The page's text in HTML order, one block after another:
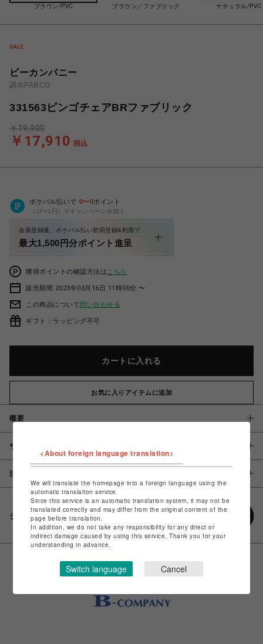
ブラウン/PVC ブラウン／ファブリック ナチュラル/PVC
ビーカンパニー
調布PARCO
331563ピンゴチェアBRファブリック
￥17,910 税込
￥19,900
ポケパル払いで 0〜0ポイント
（1P=1円）※キャンペーン分除く
会員登録後、ポケパル払い初回登録&利用で
最大1,500円分ポイント進呈
獲得ポイントの確認方法は こちら
販売期間 2023年03月16日 11時00分 〜
この商品について問い合わせる
ギフト：ラッピング不可
カートに入れる
お気に入りアイテムに追加
概要
サイズ
注意事項
シェアする
<About foreign language translation>
We will translate the homepage into a foreign language using the
automatic translation service.
Since this service is an automatic translation system, it may not be
translated correctly and may differ from the original content of the
page before translation.
In addition, we do not take any responsibility for any direct or
indirect damage caused by using this service. Thank you for your
understanding in advance.
Switch language Cancel